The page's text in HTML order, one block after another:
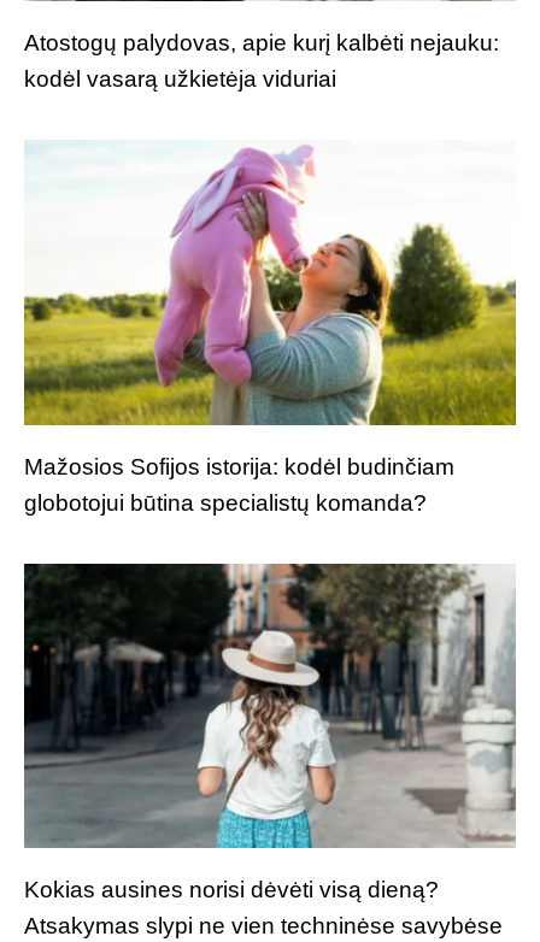
Atostogų palydovas, apie kurį kalbėti nejauku:
kodėl vasarą užkietėja viduriai
Mažosios Sofijos istorija: kodėl budinčiam
globotojui būtina specialistų komanda?
Kokias ausines norisi dėvėti visą dieną?
Atsakymas slypi ne vien techninėse savybėse